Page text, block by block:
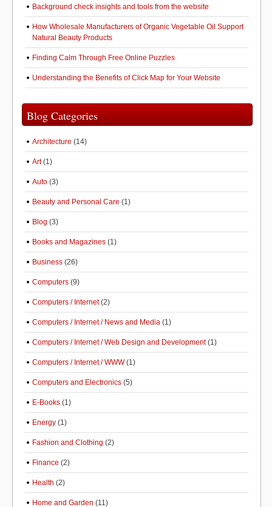
Background check insights and tools from the website
How Wholesale Manufacturers of Organic Vegetable Oil Support
Natural Beauty Products
Finding Calm Through Free Online Puzzles
Understanding the Benefits of Click Map for Your Website
Blog Categories
Architecture (14)
Art(1)
Auto (3)
Beauty and Personal Care (1)
Blog (3)
Books and Magazines (1)
Business (26)
Computers (9)
Computers / Internet(2)
Computers / Internet / News and Media (1)
Computers / Internet / Web Design and Development(1)
Computers / Internet / WWW(1)
Computers and Electronics (5)
E-Books (1)
Energy (1)
Fashion and Clothing (2)
Finance (2)
Health (2)
Home and Garden (11)